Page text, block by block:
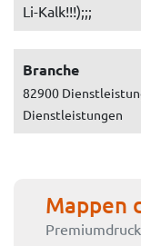
Li-Kalk!!!);;;
Branche
82900
Dienstleistungen
Mappen